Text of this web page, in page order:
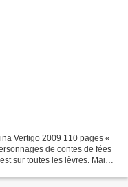
Vertigo 2009 110 pages «
de contes de fées
sur toutes les lèvres. Mais